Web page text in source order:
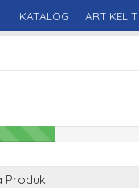
KATALOG ARTIKEL
Produk